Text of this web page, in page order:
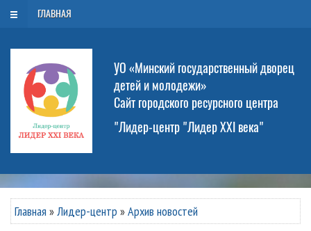
Воскресенье, 9 августа 2026
УО «Минский государственный дворец
детей и молодежи»
Сайт городского ресурсного центра
"Лидер-центр "Лидер XXI века"
ГЛАВНАЯ
Главная »Лидер-центр »Архив новостей